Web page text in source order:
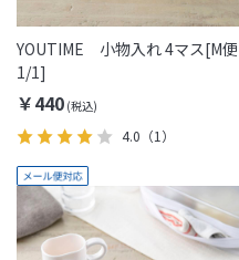
YOUTIME 小物入れ 4マス[M便
1/1]
￥440
4.0 （1）